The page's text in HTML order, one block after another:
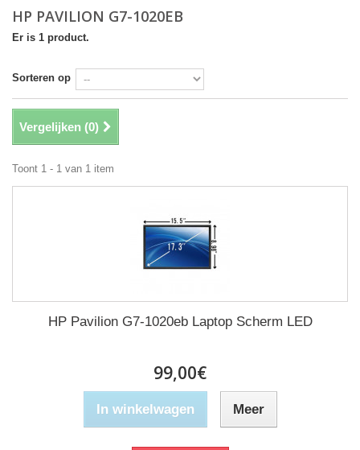
HP PAVILION G7-1020EB
Er is 1 product.
Sorteren op
Vergelijken (0)
Toont 1 - 1 van 1 item
HP Pavilion G7-1020eb Laptop Scherm LED
99,00€
In winkelwagen Meer